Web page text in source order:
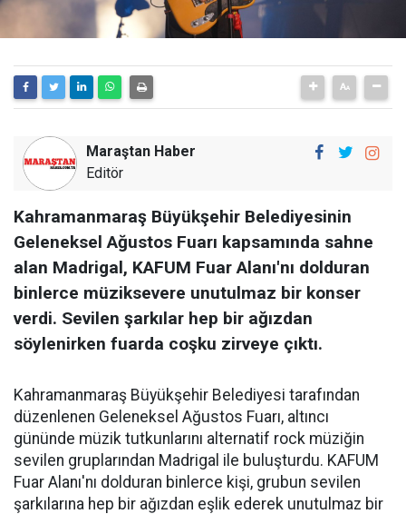
Maraştan Haber
Editör
Kahramanmaraş Büyükşehir Belediyesinin
Geleneksel Ağustos Fuarı kapsamında sahne
alan Madrigal, KAFUM Fuar Alanı'nı dolduran
binlerce müziksevere unutulmaz bir konser
verdi. Sevilen şarkılar hep bir ağızdan
söylenirken fuarda coşku zirveye çıktı.
Kahramanmaraş Büyükşehir Belediyesi tarafından
düzenlenen Geleneksel Ağustos Fuarı, altıncı
gününde müzik tutkunlarını alternatif rock müziğin
sevilen gruplarından Madrigal ile buluşturdu. KAFUM
Fuar Alanı'nı dolduran binlerce kişi, grubun sevilen
şarkılarına hep bir ağızdan eşlik ederek unutulmaz bir